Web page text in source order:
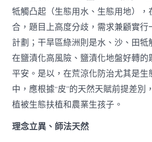
牴觸凸起（生態用水、生態用地），
合，題目上高度分歧，需求兼顧實行
計劃；干旱區綠洲則是水、沙、田牴
在鹽漬化高風險、鹽漬化地盤好轉的
平安。是以，在荒涼化防治尤其是生
中，應根據“皮”的天然天賦前提差別
植被生態扶植和農業生孩子。
理念立異、師法天然